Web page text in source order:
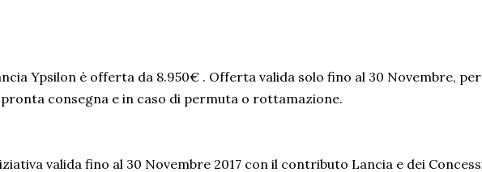
Ypsilon è offerta da 8.950€ . Offerta valida solo fino al 30 Novembre,
consegna e in caso di permuta o rottamazione.
valida fino al 30 Novembre 2017 con il contributo Lancia e dei